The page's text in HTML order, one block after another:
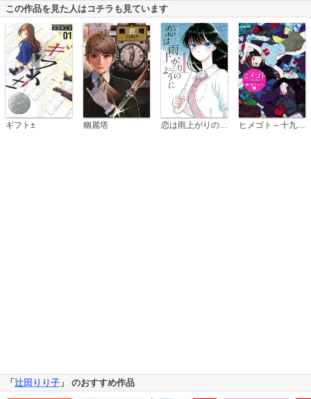
この作品を見た人はコチラも見ています
ギフト± 幽麗塔 恋は雨上がりのように ヒメゴト～十九歳の制服～
「 辻田りり子 」 のおすすめ作品